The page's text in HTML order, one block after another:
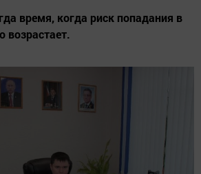
время, когда риск попадания в
возрастает.